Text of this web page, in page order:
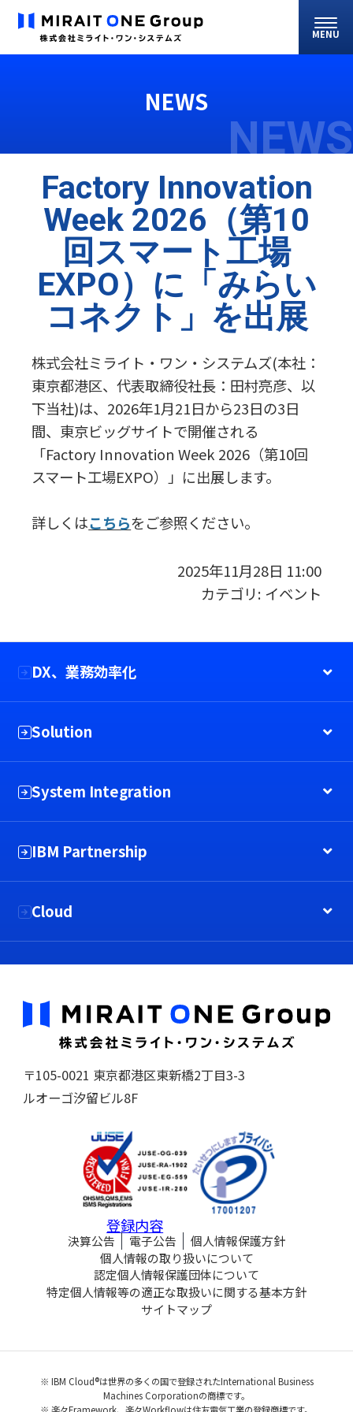
MENU
NEWS
NEWS
Factory Innovation
Week 2026（第10
回スマート工場
EXPO）に「みらい
コネクト」を出展
株式会社ミライト・ワン・システムズ(本社：
東京都港区、代表取締役社長：田村亮彦、以
下当社)は、2026年1月21日から23日の3日
間、東京ビッグサイトで開催される
「Factory Innovation Week 2026（第10回
スマート工場EXPO）」に出展します。
詳しくはこちらをご参照ください。
2025年11月28日 11:00
カテゴリ: イベント
DX、業務効率化
Solution
System Integration
IBM Partnership
Cloud
〒105-0021 東京都港区東新橋2丁目3-3
ルオーゴ汐留ビル8F
登録内容
決算公告 電子公告
個人情報保護方針
個人情報の取り扱いについて
認定個人情報保護団体について
特定個人情報等の適正な取扱いに関する基本方針
サイトマップ
※ IBM Cloud®は世界の多くの国で登録されたInternational Business
Machines Corporationの商標です。
※ 楽々Framework、楽々Workflowは住友電気工業の登録商標です。